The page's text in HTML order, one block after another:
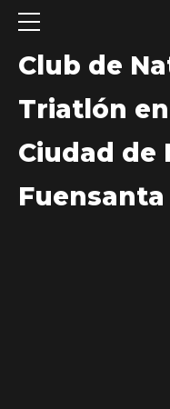
Club de
Triatlón
Ciudad de
Fuensanta